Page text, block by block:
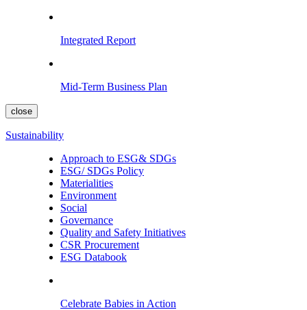
Integrated Report
Mid-Term Business Plan
close
Sustainability
Approach to ESG& SDGs
ESG/ SDGs Policy
Materialities
Environment
Social
Governance
Quality and Safety Initiatives
CSR Procurement
ESG Databook
Celebrate Babies in Action